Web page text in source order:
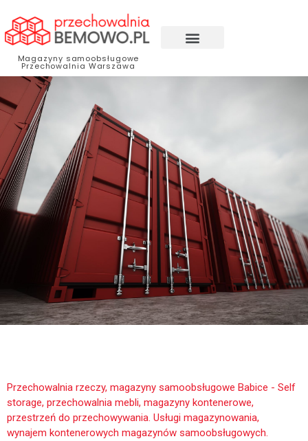
Magazyny samoobsługowe
Przechowalnia Warszawa
Przechowalnia rzeczy, magazyny samoobsługowe Babice - Self
storage, przechowalnia mebli, magazyny kontenerowe,
przestrzeń do przechowywania. Usługi magazynowania,
wynajem kontenerowych magazynów samoobsługowych.